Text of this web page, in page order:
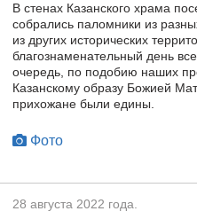
В стенах Казанского храма
собрались паломники из
из других исторических
благознаменательный день
очередь, по подобию наших
Казанскому образу Божией
прихожане были едины.
Фото
28 августа 2022 года.